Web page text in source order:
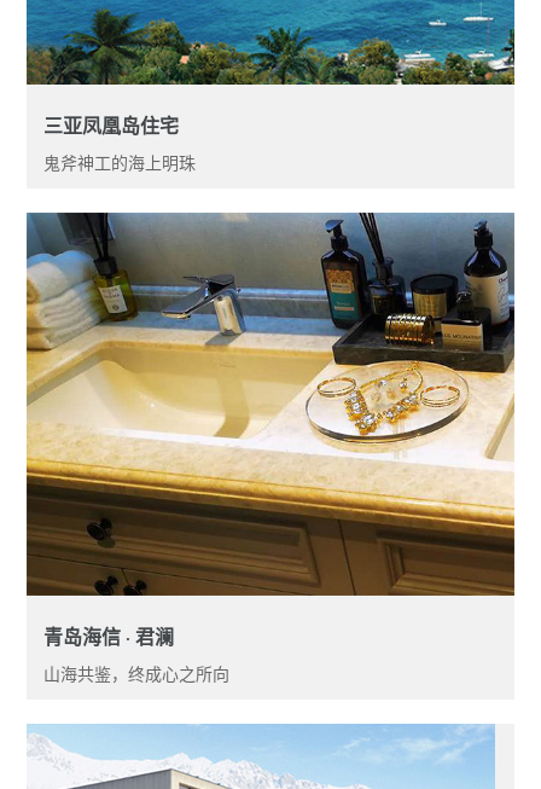
三亚凤凰岛住宅
鬼斧神工的海上明珠
青岛海信 · 君澜
山海共鉴，终成心之所向